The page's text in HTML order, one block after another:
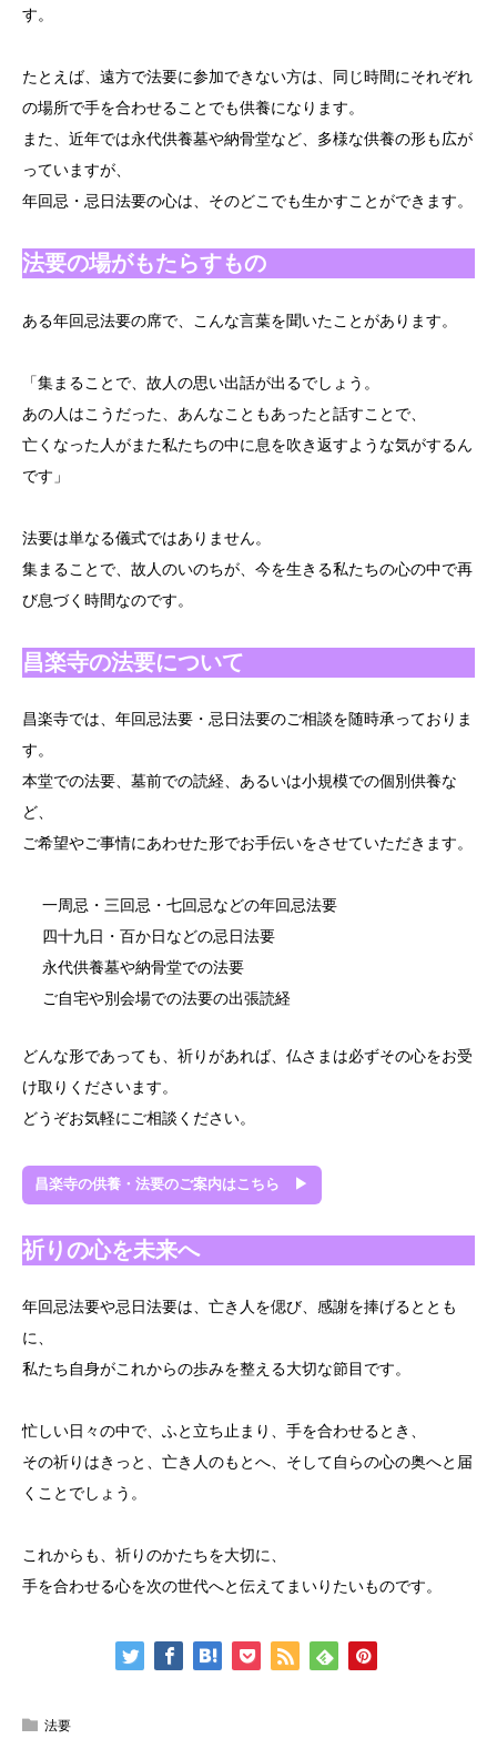
す。
たとえば、遠方で法要に参加できない方は、同じ時間にそれぞれ
の場所で手を合わせることでも供養になります。
また、近年では永代供養墓や納骨堂など、多様な供養の形も広が
っていますが、
年回忌・忌日法要の心は、そのどこでも生かすことができます。
法要の場がもたらすもの
ある年回忌法要の席で、こんな言葉を聞いたことがあります。
「集まることで、故人の思い出話が出るでしょう。
あの人はこうだった、あんなこともあったと話すことで、
亡くなった人がまた私たちの中に息を吹き返すような気がするん
です」
法要は単なる儀式ではありません。
集まることで、故人のいのちが、今を生きる私たちの心の中で再
び息づく時間なのです。
昌楽寺の法要について
昌楽寺では、年回忌法要・忌日法要のご相談を随時承っておりま
す。
本堂での法要、墓前での読経、あるいは小規模での個別供養な
ど、
ご希望やご事情にあわせた形でお手伝いをさせていただきます。
一周忌・三回忌・七回忌などの年回忌法要
四十九日・百か日などの忌日法要
永代供養墓や納骨堂での法要
ご自宅や別会場での法要の出張読経
どんな形であっても、祈りがあれば、仏さまは必ずその心をお受
け取りくださいます。
どうぞお気軽にご相談ください。
昌楽寺の供養・法要のご案内はこちら ▶
祈りの心を未来へ
年回忌法要や忌日法要は、亡き人を偲び、感謝を捧げるととも
に、
私たち自身がこれからの歩みを整える大切な節目です。
忙しい日々の中で、ふと立ち止まり、手を合わせるとき、
その祈りはきっと、亡き人のもとへ、そして自らの心の奥へと届
くことでしょう。
これからも、祈りのかたちを大切に、
手を合わせる心を次の世代へと伝えてまいりたいものです。
法要